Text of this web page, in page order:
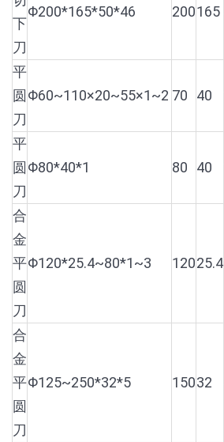
下
刀
Φ200*165*50*46 200165
平
圆
刀
Φ60~110×20~55×1~2 70 40
平
圆
刀
Φ80*40*1 80 40
合
金
平
圆
刀
Φ120*25.4~80*1~3 12025.4
合
金
平
圆
刀
Φ125~250*32*5 15032